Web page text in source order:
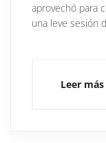
aprovechó para
una leve sesión
Leer más